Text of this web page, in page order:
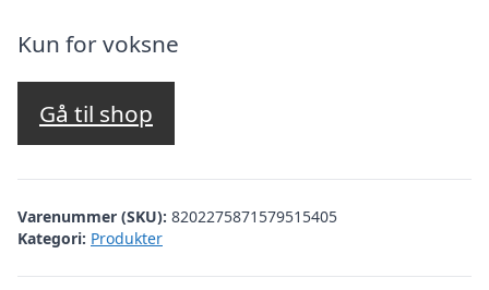
pris
var:
Kun for voksne
Gå til shop
Varenummer (SKU): 8202275871579515405
Kategori: Produkter